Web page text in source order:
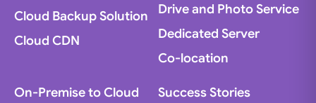
Cloud Backup Solution
Cloud CDN
Drive and Photo Service
Dedicated Server
Co-location
On-Premise to Cloud
Success Stories